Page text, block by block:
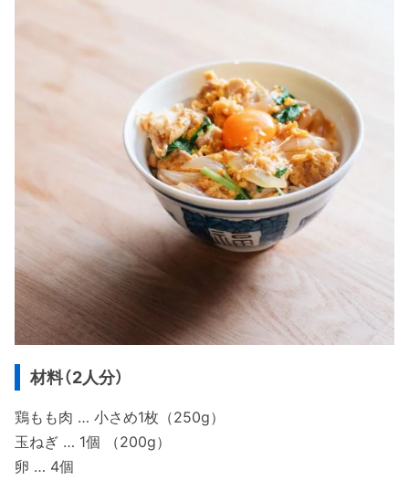
材料（2人分）
鶏もも肉 … 小さめ1枚（250g）
玉ねぎ … 1個 （200g）
卵 … 4個